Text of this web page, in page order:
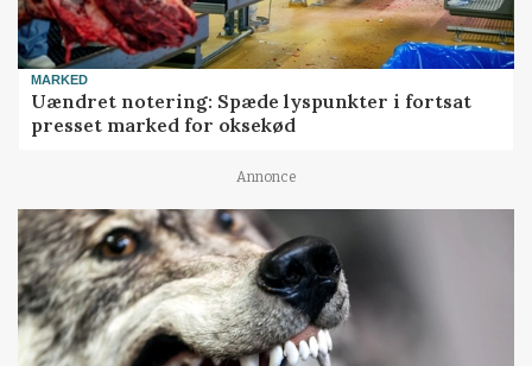
MARKED
Uændret notering: Spæde lyspunkter i fortsat
presset marked for oksekød
Annonce